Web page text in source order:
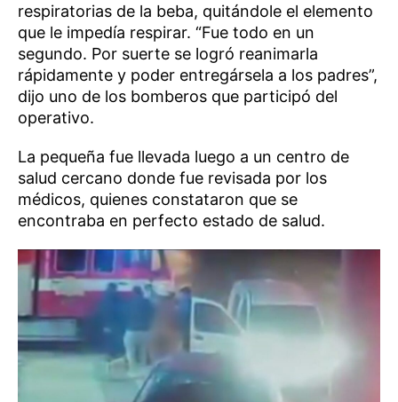
respiratorias de la beba, quitándole el elemento
que le impedía respirar. “Fue todo en un
segundo. Por suerte se logró reanimarla
rápidamente y poder entregársela a los padres”,
dijo uno de los bomberos que participó del
operativo.
La pequeña fue llevada luego a un centro de
salud cercano donde fue revisada por los
médicos, quienes constataron que se
encontraba en perfecto estado de salud.